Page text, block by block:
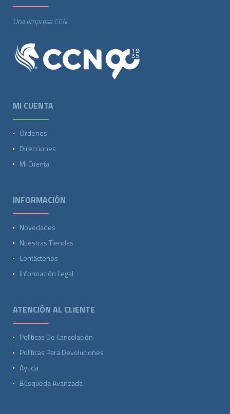
Una empresa CCN
MI CUENTA
Ordenes
Direcciones
Mi Cuenta
INFORMACIÓN
Novedades
Nuestras Tiendas
Contáctenos
Información Legal
ATENCIÓN AL CLIENTE
Políticas De Cancelación
Políticas Para Devoluciones
Ayuda
Búsqueda Avanzada